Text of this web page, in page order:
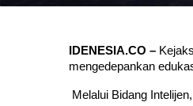
IDENESIA.CO –
mengedepankan
Melalui Bidang